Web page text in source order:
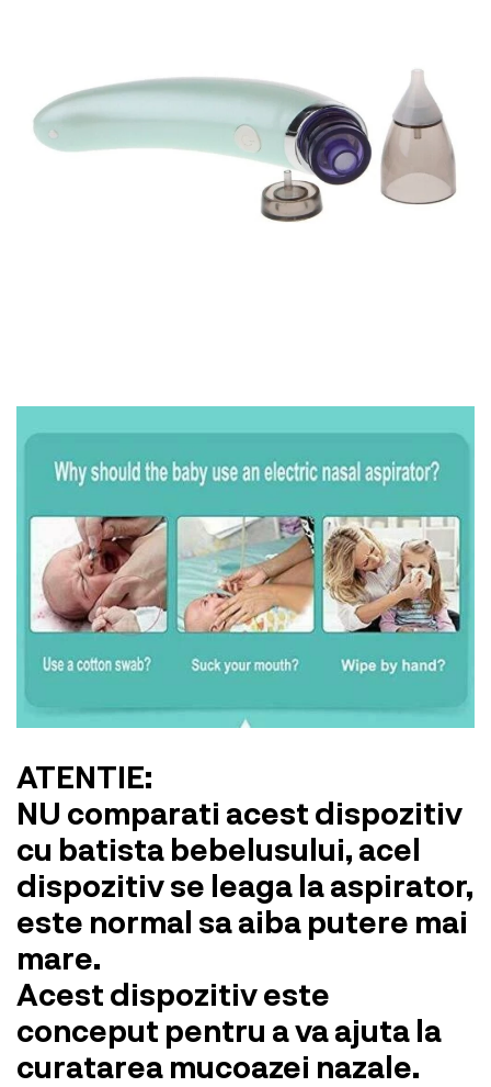
ATENTIE:
NU comparati acest dispozitiv
cu batista bebelusului, acel
dispozitiv se leaga la aspirator,
este normal sa aiba putere mai
mare.
Acest dispozitiv este
conceput pentru a va ajuta la
curatarea mucoazei nazale.